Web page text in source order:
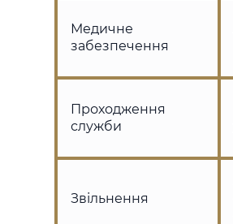
Медичне
забезпечення
Проходження
служби
Звільнення